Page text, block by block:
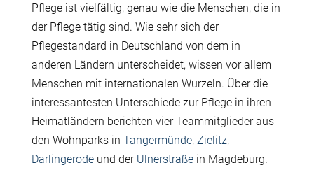
Pflege ist vielfältig, genau wie die Menschen, die in
der Pflege tätig sind. Wie sehr sich der
Pflegestandard in Deutschland von dem in
anderen Ländern unterscheidet, wissen vor allem
Menschen mit internationalen Wurzeln. Über die
interessantesten Unterschiede zur Pflege in ihren
Heimatländern berichten vier Teammitglieder aus
den Wohnparks in Tangermünde, Zielitz,
Darlingerodeund der Ulnerstraßein Magdeburg.